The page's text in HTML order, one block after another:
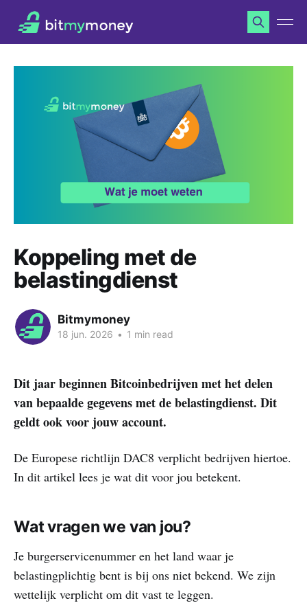
Koppeling met de
belastingdienst
Bitmymoney
18 jun. 2026 • 1 min read
Dit jaar beginnen Bitcoinbedrijven met het delen
van bepaalde gegevens met de belastingdienst. Dit
geldt ook voor jouw account.
De Europese richtlijn DAC8 verplicht bedrijven hiertoe.
In dit artikel lees je wat dit voor jou betekent.
Wat vragen we van jou?
Je burgerservicenummer en het land waar je
belastingplichtig bent is bij ons niet bekend. We zijn
wettelijk verplicht om dit vast te leggen.